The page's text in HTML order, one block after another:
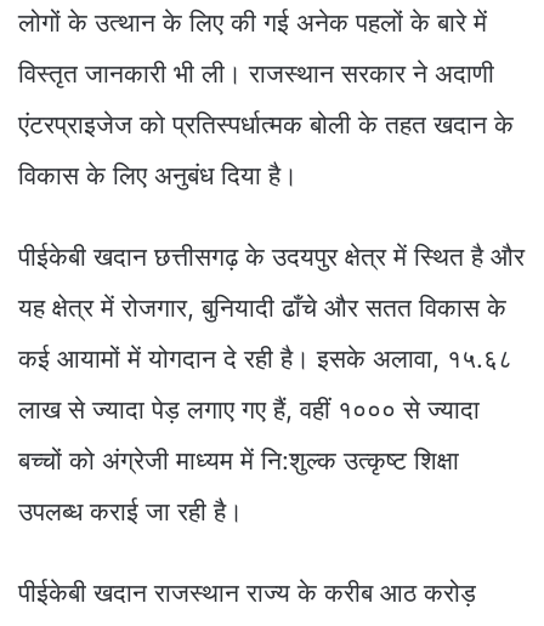
लोगों के उत्थान के लिए की गई अनेक पहलों के बारे में
विस्तृत जानकारी भी ली। राजस्थान सरकार ने अदाणी
एंटरप्राइजेज को प्रतिस्पर्धात्मक बोली के तहत खदान के
विकास के लिए अनुबंध दिया है।
पीईकेबी खदान छत्तीसगढ़ के उदयपुर क्षेत्र में स्थित है और
यह क्षेत्र में रोजगार, बुनियादी ढाँचे और सतत विकास के
कई आयामों में योगदान दे रही है। इसके अलावा, १५.६८
लाख से ज्यादा पेड़ लगाए गए हैं, वहीं १००० से ज्यादा
बच्चों को अंग्रेजी माध्यम में नि:शुल्क उत्कृष्ट शिक्षा
उपलब्ध कराई जा रही है।
पीईकेबी खदान राजस्थान राज्य के करीब आठ करोड़